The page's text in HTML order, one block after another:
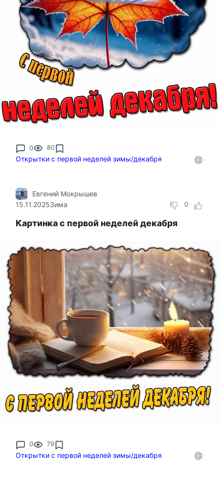
0 80
Открытки с первой неделей зимы/декабря
0
Евгений Мокрышев
15.11.2025Зима
Картинка с первой неделей декабря
0 79
Открытки с первой неделей зимы/декабря